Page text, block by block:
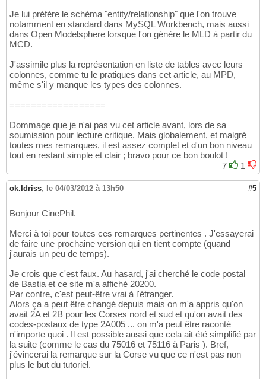
Je lui préfère le schéma "entity/relationship" que l'on trouve
notamment en standard dans MySQL Workbench, mais aussi
dans Open Modelsphere lorsque l'on génère le MLD à partir du
MCD.
J'assimile plus la représentation en liste de tables avec leurs
colonnes, comme tu le pratiques dans cet article, au MPD,
même s'il y manque les types des colonnes.
==================
Dommage que je n'ai pas vu cet article avant, lors de sa
soumission pour lecture critique. Mais globalement, et malgré
toutes mes remarques, il est assez complet et d'un bon niveau
tout en restant simple et clair ; bravo pour ce bon boulot !
7
1
ok.Idriss, le 04/03/2012 à 13h50 #5
Bonjour CinePhil.
Merci à toi pour toutes ces remarques pertinentes . J'essayerai
de faire une prochaine version qui en tient compte (quand
j'aurais un peu de temps).
Je crois que c'est faux. Au hasard, j'ai cherché le code postal
de Bastia et ce site m'a affiché 20200.
Par contre, c'est peut-être vrai à l'étranger.
Alors ça a peut être changé depuis mais on m'a appris qu'on
avait 2A et 2B pour les Corses nord et sud et qu'on avait des
codes-postaux de type 2A005 ... on m'a peut être raconté
n'importe quoi . Il est possible aussi que cela ait été simplifié par
la suite (comme le cas du 75016 et 75116 à Paris ). Bref,
j'évincerai la remarque sur la Corse vu que ce n'est pas non
plus le but du tutoriel.